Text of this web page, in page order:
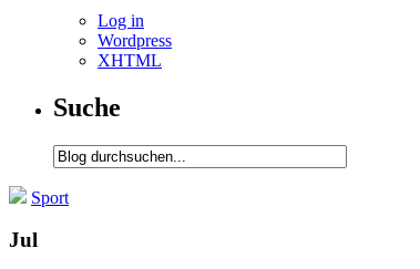
Log in
Wordpress
XHTML
Suche
Sport
Jul